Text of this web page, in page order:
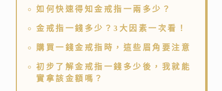
如何快速得知金戒指一兩多少？
金戒指一錢多少？3大因素一次看！
購買一錢金戒指時，這些眉角要注意
初步了解金戒指一錢多少後，我就能
實拿該金額嗎？